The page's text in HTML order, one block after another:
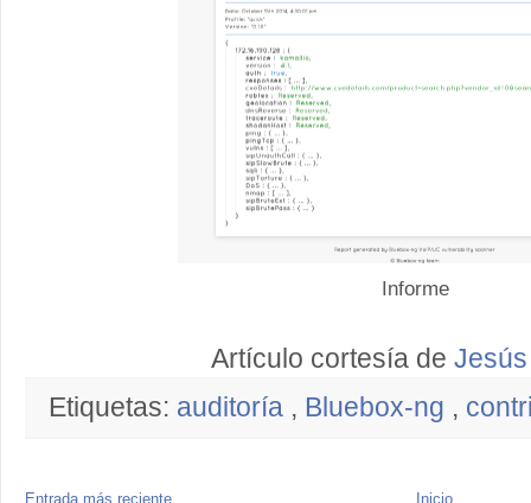
Informe
Artículo cortesía de
Etiquetas: auditoría , Bluebox-ng ,
Entrada más reciente Inicio